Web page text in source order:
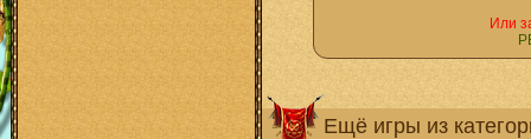
Или
Ещё игры из